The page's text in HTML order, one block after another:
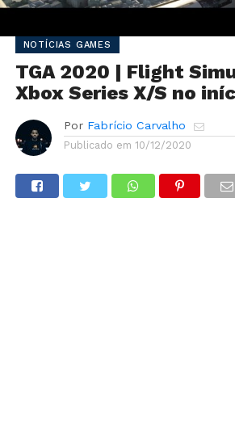
NOTÍCIAS GAMES
TGA 2020 | Flight
Xbox Series X/S no
Por Fabrício Carvalho
Publicado em 10/12/2020